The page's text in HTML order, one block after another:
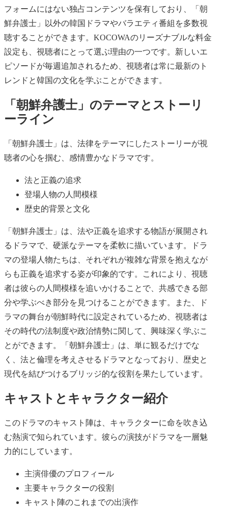
フォームにはない独占コンテンツを保有しており、「朝
鮮弁護士」以外の韓国ドラマやバラエティ番組を多数視
聴することができます。KOCOWAのリーズナブルな料金
設定も、視聴者にとって選ぶ理由の一つです。新しいエ
ピソードが毎週追加されるため、視聴者は常に最新のト
レンドと韓国の文化を学ぶことができます。
「朝鮮弁護士」のテーマとストーリ
ーライン
「朝鮮弁護士」は、法律をテーマにしたストーリーが視
聴者の心を掴む、感情豊かなドラマです。
法と正義の追求
登場人物の人間模様
歴史的背景と文化
「朝鮮弁護士」は、法や正義を追求する物語が展開され
るドラマで、硬派なテーマを柔軟に描いています。ドラ
マの登場人物たちは、それぞれが複雑な背景を抱えなが
らも正義を追求する姿が印象的です。これにより、視聴
者は彼らの人間模様を追いかけることで、共感できる部
分や学ぶべき部分を見つけることができます。また、ド
ラマの舞台が朝鮮時代に設定されているため、視聴者は
その時代の法制度や政治情勢に関して、興味深く学ぶこ
とができます。「朝鮮弁護士」は、単に観るだけでな
く、法と倫理を考えさせるドラマとなっており、歴史と
現代を結びつけるブリッジ的な役割を果たしています。
キャストとキャラクター紹介
このドラマのキャスト陣は、キャラクターに命を吹き込
む熱演で知られています。彼らの演技がドラマを一層魅
力的にしています。
主演俳優のプロフィール
主要キャラクターの役割
キャスト陣のこれまでの出演作